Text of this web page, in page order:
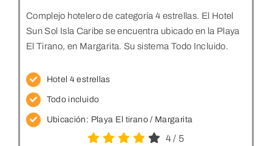
Complejo hotelero de categoría 4 estrellas. El Hotel
Sun Sol Isla Caribe se encuentra ubicado en la Playa
El Tirano, en Margarita. Su sistema Todo Incluido.
Hotel 4 estrellas
Todo incluido
Ubicación: Playa El tirano / Margarita
4/ 5